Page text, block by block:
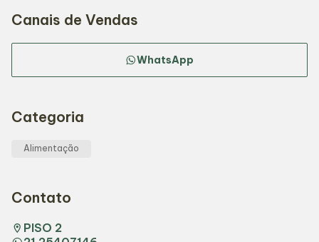
Canais de Vendas
WhatsApp
Categoria
Alimentação
Contato
PISO 2